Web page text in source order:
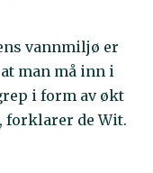
vannmiljø er
man må inn i
i form av økt
forklarer de Wit.